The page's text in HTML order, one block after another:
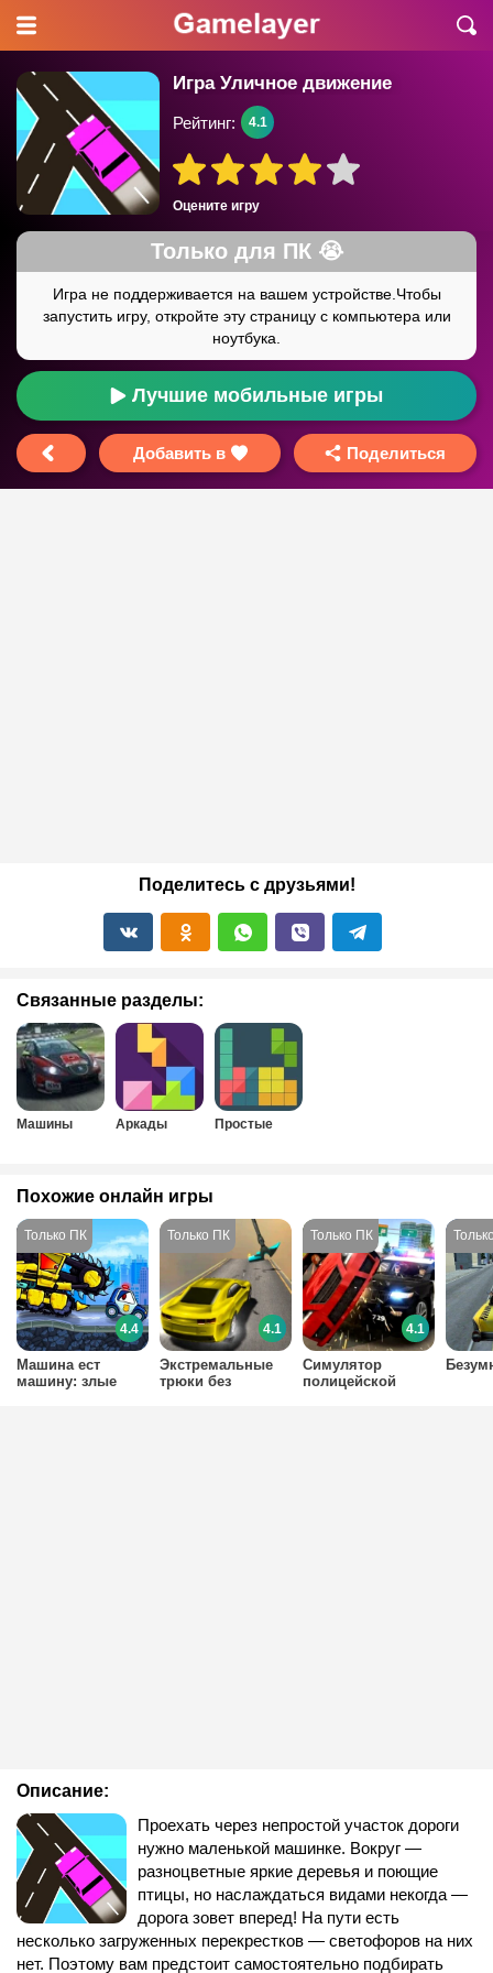
Игра Уличное движение
Оцените игру
Рейтинг: 4.1
Лучшие мобильные игры
Добавить в Поделиться
Поделитесь с друзьями!
Связанные разделы:
Машины Аркады Простые
Описание:
Проехать через непростой участок дороги
нужно маленькой машинке. Вокруг —
разноцветные яркие деревья и поющие
птицы, но наслаждаться видами некогда —
дорога зовет вперед! На пути есть
несколько загруженных перекрестков — светофоров на них
нет. Поэтому вам предстоит самостоятельно подбирать
Похожие онлайн игры
Машина ест
машину: злые
4.4
Экстремальные
трюки без
4.1
Симулятор
полицейской
4.1